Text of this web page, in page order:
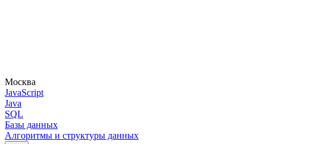
Москва
JavaScript
Java
SQL
Базы данных
Алгоритмы и структуры данных